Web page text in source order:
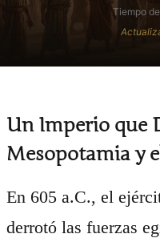
Tiempo
Un Imperio que
Mesopotamia y
En 605 a.C., el
derrotó las fuerzas